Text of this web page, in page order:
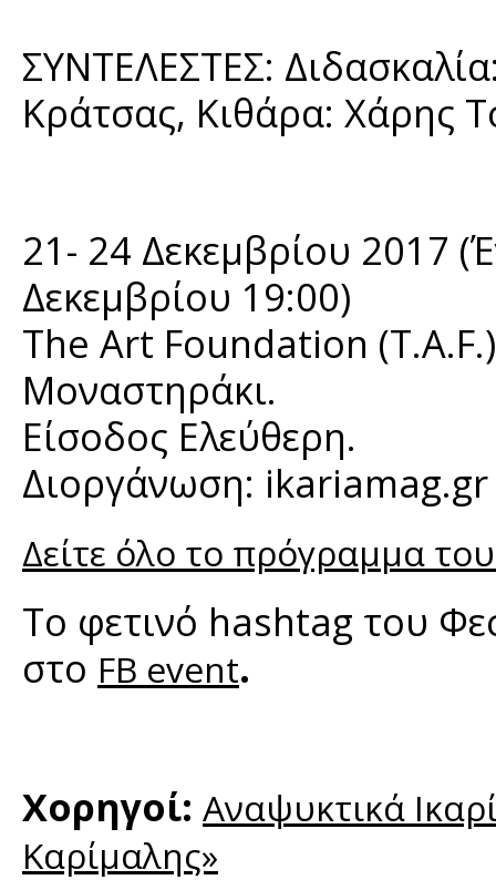
ΣΥΝΤΕΛΕΣΤΕΣ:
Κράτσας, Κιθάρα: Χάρης
21- 24 Δεκεμβρίου 2017
Δεκεμβρίου 19:00)
The Art Foundation
Μοναστηράκι.
Είσοδος Ελεύθερη.
Διοργάνωση: ikariamag.gr
Δείτε όλο το πρόγραμμα
To φετινό hashtag του
στο FB event.
Χορηγοί: Αναψυκτικά
Καρίμαλης»